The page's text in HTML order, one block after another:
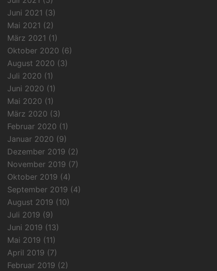
Juni 2021 (3)
Mai 2021 (2)
März 2021 (1)
Oktober 2020 (6)
August 2020 (3)
Juli 2020 (1)
Juni 2020 (1)
Mai 2020 (1)
März 2020 (3)
Februar 2020 (1)
Januar 2020 (9)
Dezember 2019 (2)
November 2019 (7)
Oktober 2019 (4)
September 2019 (4)
August 2019 (10)
Juli 2019 (9)
Juni 2019 (13)
Mai 2019 (11)
April 2019 (7)
Februar 2019 (2)